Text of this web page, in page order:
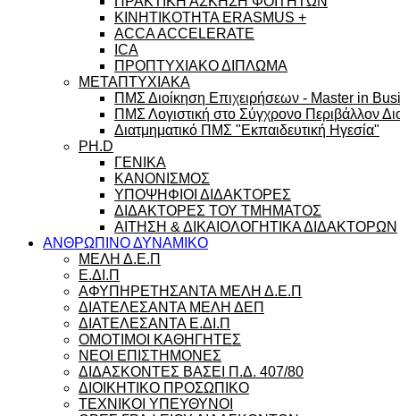
ΚΙΝΗΤΙΚΟΤΗΤΑ ERASMUS +
ACCA ACCELERATE
ICA
ΠΡΟΠΤΥΧΙΑΚΟ ΔΙΠΛΩΜΑ
ΜΕΤΑΠΤΥΧΙΑΚΑ
ΠΜΣ Διοίκηση Επιχειρήσεων - Master in
ΠΜΣ Λογιστική στο Σύγχρονο Περιβάλλον
Διατμηματικό ΠΜΣ "Εκπαιδευτική Ηγεσία"
PH.D
ΓΕΝΙΚΑ
ΚΑΝΟΝΙΣΜΟΣ
ΥΠΟΨΗΦΙΟΙ ΔΙΔΑΚΤΟΡΕΣ
ΔΙΔΑΚΤΟΡΕΣ ΤΟΥ ΤΜΗΜΑΤΟΣ
ΑΙΤΗΣΗ & ΔΙΚΑΙΟΛΟΓΗΤΙΚΑ ΔΙΔΑΚΤΟΡΩΝ
ΑΝΘΡΩΠΙΝΟ ΔΥΝΑΜΙΚΟ
ΜΕΛΗ Δ.Ε.Π
Ε.ΔΙ.Π
ΑΦΥΠΗΡΕΤΗΣΑΝΤΑ ΜΕΛΗ Δ.Ε.Π
ΔΙΑΤΕΛΕΣΑΝΤΑ ΜΕΛΗ ΔΕΠ
ΔΙΑΤΕΛΕΣΑΝΤΑ Ε.ΔΙ.Π
ΟΜΟΤΙΜΟΙ ΚΑΘΗΓΗΤΕΣ
ΝΕΟΙ ΕΠΙΣΤΗΜΟΝΕΣ
ΔΙΔΑΣΚΟΝΤΕΣ ΒΑΣΕΙ Π.Δ. 407/80
ΔΙΟΙΚΗΤΙΚΟ ΠΡΟΣΩΠΙΚΟ
ΤΕΧΝΙΚΟΙ ΥΠΕΥΘΥΝΟΙ